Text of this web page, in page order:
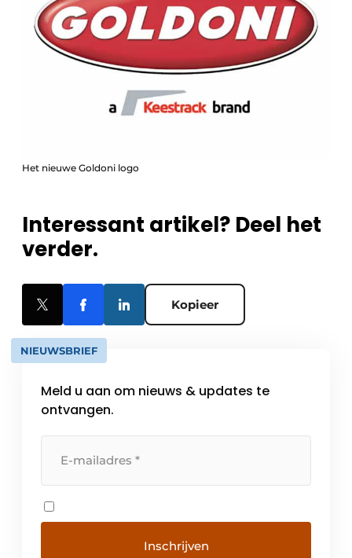
Het nieuwe Goldoni logo
Interessant artikel? Deel het
verder.
Kopieer
NIEUWSBRIEF
Meld u aan om nieuws & updates te
ontvangen.